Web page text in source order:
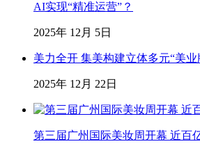
AI实现“精准运营”？
2025年 12月 5日
美力全开 集美构建立体多元“美业
2025年 12月 22日
第三届广州国际美妆周开幕 近百